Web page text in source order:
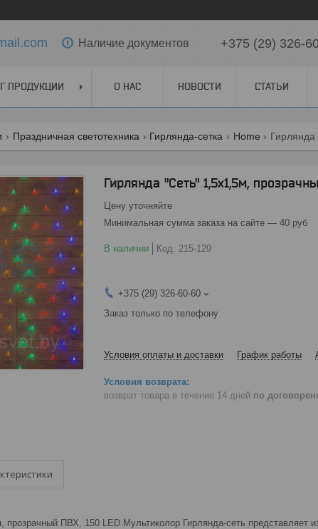
Наличие документов +375 (29) 326-
ПРОДУКЦИИ О НАС НОВОСТИ СТАТЬИ
Праздничная светотехника Гирлянда-сетка Home Гирлянда
Гирлянда "Сеть" 1,5х1,5м,
Цену уточняйте
Минимальная сумма заказа на сайте — 40 руб
В наличии Код: 215-129
+375 (29) 326-60-60
Заказ только по телефону
Условия оплаты и доставки График работы
возврат товара в течение 14 дней по
прозрачный ПВХ, 150 LED Мультиколор Гирлянда-сеть представляет